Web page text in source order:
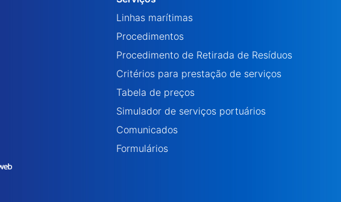
Linhas marítimas
Procedimentos
Procedimento de Retirada de Resíduos
Critérios para prestação de serviços
Tabela de preços
Simulador de serviços portuários
Comunicados
Formulários